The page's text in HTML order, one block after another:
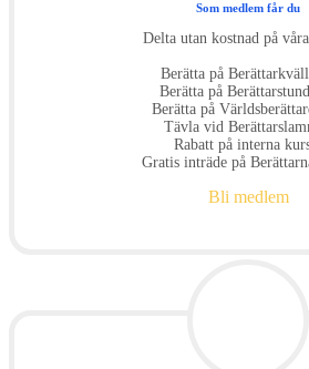
Som medlem får du
Delta utan kostnad på
Berätta på
Berätta på
Berätta på
Tävla vid
Rabatt på interna
Gratis inträde på
Bli medlem